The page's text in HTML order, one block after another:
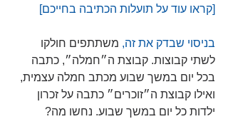
[קראו עוד על תועלות הכתיבה בחייכם]
בניסוי שבדק את זה, משתתפים חולקו
לשתי קבוצות. קבוצת ה״חמלה״, כתבה
בכל יום במשך שבוע מכתב חמלה עצמית,
ואילו קבוצת ה״זוכרים״ כתבה על זכרון
ילדות כל יום במשך שבוע. נחשו מה?